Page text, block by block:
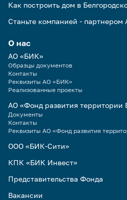
Как построить дом в
Станьте компанией -
О нас
АО «БИК»
Образцы документов
Контакты
Реквизиты АО «БИК»
Реализованные проекты
АО «Фонд развития территории
Документы
Контакты
Реквизиты АО «Фонд развития
ООО «БИК-Сити»
КПК «БИК Инвест»
Представительства Фонда
Вакансии